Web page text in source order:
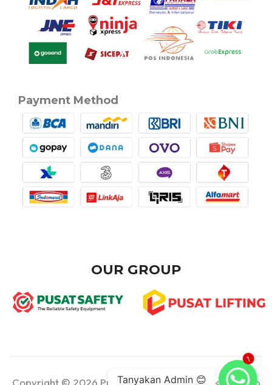
Payment Method
OUR GROUP
Copyright © 2026 Pusat Teknik - Part of Pusat Group
1
Tanyakan Admin 😊